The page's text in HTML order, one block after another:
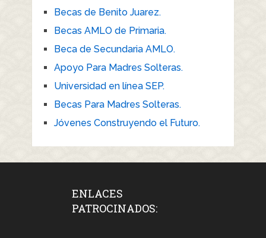
Becas de Benito Juarez.
Becas AMLO de Primaria.
Beca de Secundaria AMLO.
Apoyo Para Madres Solteras.
Universidad en línea SEP.
Becas Para Madres Solteras.
Jóvenes Construyendo el Futuro.
ENLACES
PATROCINADOS: